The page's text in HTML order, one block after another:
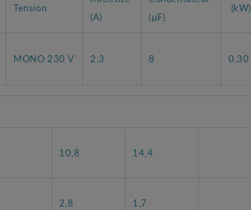
Tension
(A)
(µF)
(kW)
MONO 230 V 2,3 8 0,30
10,8 14,4
2,8 1,7